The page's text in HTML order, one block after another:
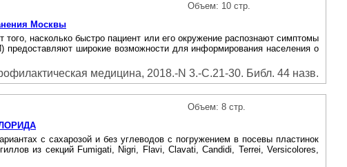
Москвы
Объем: 10 стр.
насколько быстро пациент или его окружение распознают симптомы
широкие возможности для информирования населения о
медицина, 2018.-N 3.-С.21-30. Библ. 44 назв.
Объем: 8 стр.
с сахарозой и без углеводов с погружением в посевы пластинок
из секций Fumigati, Nigri, Flavi, Clavati, Candidi, Terrei, Versicolores,